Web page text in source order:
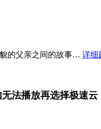
的父亲之间的故事… 详细
法播放再选择极速云